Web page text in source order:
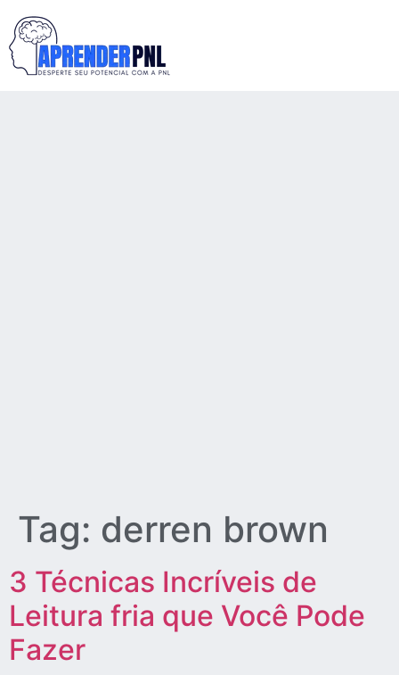
Tag: derren brown
3 Técnicas Incríveis de
Leitura fria que Você Pode
Fazer